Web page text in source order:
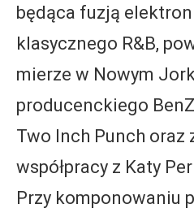
będąca fuzją
klasycznego R&B,
mierze w Nowym
producenckiego
Two Inch Punch oraz
współpracy z Katy
Przy komponowaniu